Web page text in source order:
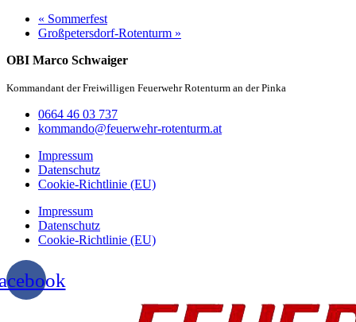
« Sommerfest
Großpetersdorf-Rotenturm »
OBI Marco Schwaiger
Kommandant der Freiwilligen Feuerwehr Rotenturm an der Pinka
0664 46 03 737
kommando@feuerwehr-rotenturm.at
Impressum
Datenschutz
Cookie-Richtlinie (EU)
Impressum
Datenschutz
Cookie-Richtlinie (EU)